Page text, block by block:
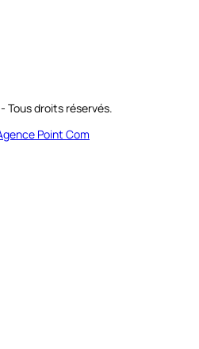
Tous droits réservés.
Point Com